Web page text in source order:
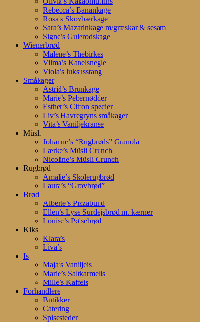
Rebecca’s Banankage
Rosa’s Skovbærkage
Sara’s Mazarinkage m/græskar & sesam
Signe’s Gulerodskage
Wienerbrød
Malene’s Thebirkes
Vilma’s Kanelsnegle
Viola’s luksusstang
Småkager
Astrid’s Brunkage
Marie’s Pebernødder
Esther’s Citron specier
Liv’s Havregryns småkager
Vita’s Vaniljekranse
Müsli
Johanne’s “Rugbrøds” Granola
Lærke’s Müsli Crunch
Nicoline’s Müsli Crunch
Rugbrød
Amalie’s Skolerugbrød
Laura’s “Grovbrød”
Brød
Alberte’s Pizzabund
Ellen’s Lyse Surdejsbrød m. kærner
Louise’s Pølsebrød
Kiks
Klara’s
Liva’s
Is
Maja’s Vaniljeis
Marie’s Saltkarmelis
Mille’s Kaffeis
Forhandlere
Butikker
Catering
Spisesteder